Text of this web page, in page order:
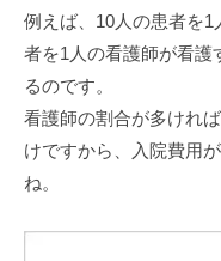
例えば、10⼈の患者を
者を1⼈の看護師が看護
るのです。
看護師の割合が多けれ
けですから、⼊院費⽤
ね。